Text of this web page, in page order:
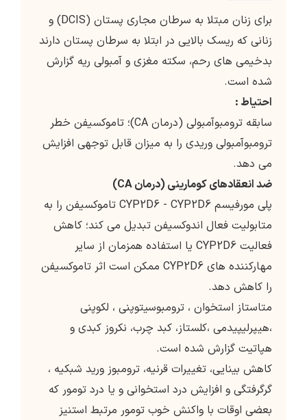
برای زنان مبتلا به سرطان مجاری پستان (DCIS) و
زنانی که ریسک بالایی در ابتلا به سرطان پستان دارند
بدخیمی های رحم، سکته مغزی و آمبولی ریه گزارش
شده است.
احتیاط :
سابقه ترومبوآمبولی (درمان CA)؛ تاموکسیفن خطر
ترومبوآمبولی وریدی را به میزان قابل توجهی افزایش
می دهد.
ضد انعقادهای کومارینی (درمان CA)
پلی مورفیسم CYP2D6 - CYP2D6 تاموکسیفن را به
متابولیت فعال اندوکسیفن تبدیل می کند؛ کاهش
فعالیت CYP2D6 یا استفاده همزمان از سایر
مهارکننده های CYP2D6 ممکن است اثر تاموکسیفن
را کاهش دهد.
متاستاز استخوان ، ترومبوسیتوپنی ، لکوپنی
،هیپرلیپیدمی ،کلستاز، کبد چرب، نکروز کبدی و
هپاتیت گزارش شده است.
کاهش بینایی، تغییرات قرنیه، ترومبوز ورید شبکیه ،
گرگرفتگی و افزایش درد استخوانی و یا درد تومور که
بعضی اوقات با واکنش خوب تومور مرتبط استنیز